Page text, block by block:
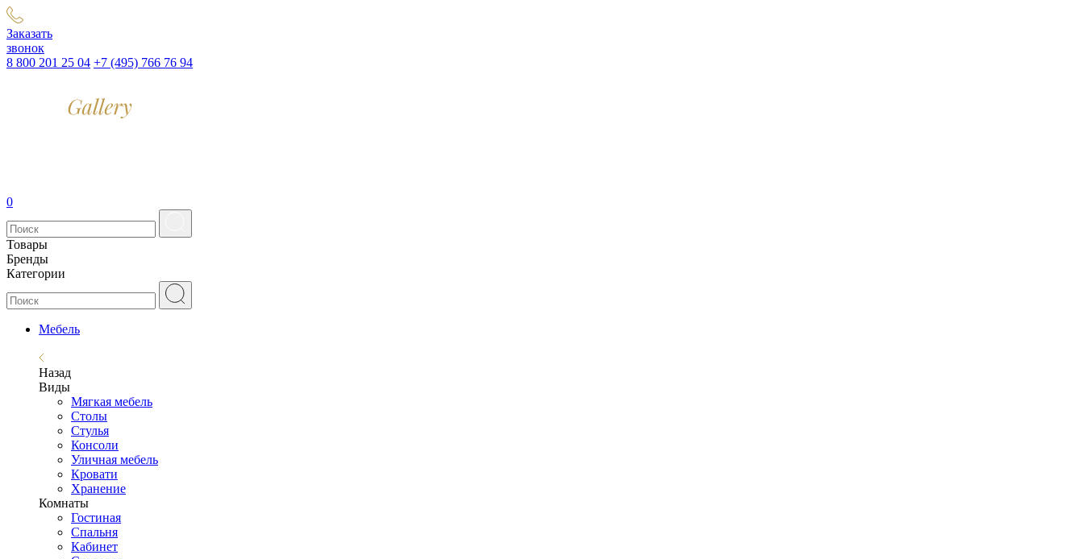
Заказать
звонок
8 800 201 25 04 +7 (495) 766 76 94
0
Товары
Бренды
Категории
Мебель
Назад
Виды
Мягкая мебель
Столы
Стулья
Консоли
Уличная мебель
Кровати
Хранение
Комнаты
Гостиная
Спальня
Кабинет